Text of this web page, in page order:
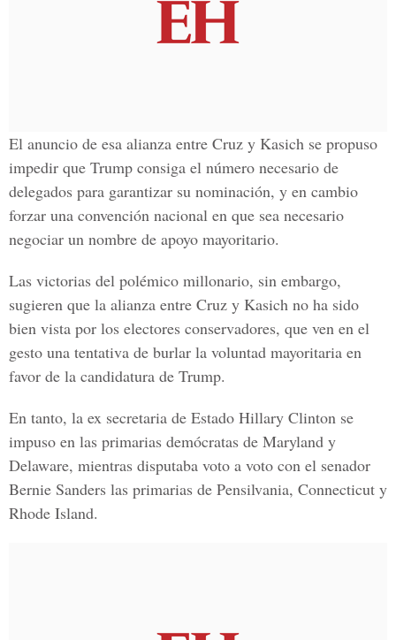
El anuncio de esa alianza entre Cruz y Kasich se propuso
impedir que Trump consiga el número necesario de
delegados para garantizar su nominación, y en cambio
forzar una convención nacional en que sea necesario
negociar un nombre de apoyo mayoritario.
Las victorias del polémico millonario, sin embargo,
sugieren que la alianza entre Cruz y Kasich no ha sido
bien vista por los electores conservadores, que ven en el
gesto una tentativa de burlar la voluntad mayoritaria en
favor de la candidatura de Trump.
En tanto, la ex secretaria de Estado Hillary Clinton se
impuso en las primarias demócratas de Maryland y
Delaware, mientras disputaba voto a voto con el senador
Bernie Sanders las primarias de Pensilvania, Connecticut y
Rhode Island.